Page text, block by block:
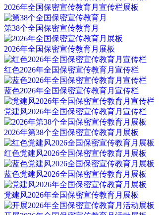
2026年全国保密宣传教育月宣传栏展板
第38个全国保密宣传教育月
2026年全国保密宣传教育月展板
红色2026年全国保密宣传教育月宣传栏
蓝色2026年全国保密宣传教育月宣传栏
党建风2026年全国保密宣传教育月宣传栏
2026年第38个全国保密宣传教育月展板
红色党建风2026全国保密宣传教育月展板
蓝色党建风2026全国保密宣传教育月展板
党建风2026年全国保密宣传教育月展板